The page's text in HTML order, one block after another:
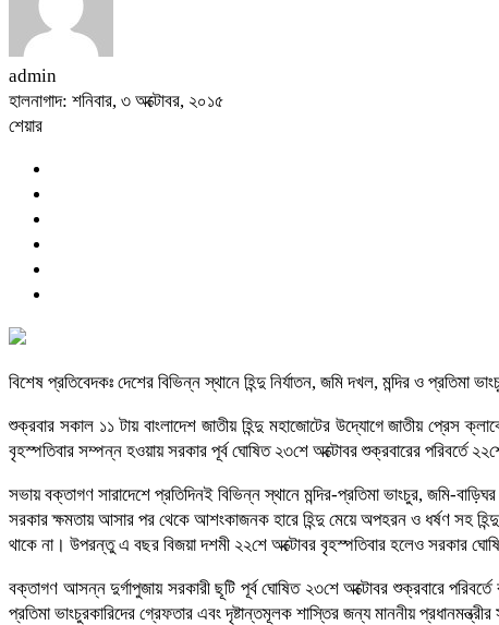
admin
হালনাগাদ: শনিবার, ৩ অক্টোবর, ২০১৫
শেয়ার
বিশেষ প্রতিবেদকঃ দেশের বিভিন্ন স্থানে হিন্দু নির্যাতন, জমি দখল, মন্দির ও
শুক্রবার সকাল ১১ টায় বাংলাদেশ জাতীয় হিন্দু মহাজোটের উদ্যোগে জাতীয় প্রেস
বৃহস্পতিবার সম্পন্ন হওয়ায় সরকার পূর্ব ঘোষিত ২৩শে অক্টোবর শুক্রবারের পরিবর্তে
সভায় বক্তাগণ সারাদেশে প্রতিদিনই বিভিন্ন স্থানে মন্দির-প্রতিমা ভাংচুর, জমি-
সরকার ক্ষমতায় আসার পর থেকে আশংকাজনক হারে হিন্দু মেয়ে অপহরন ও ধর্ষণ সহ
থাকে না। উপরন্তু এ বছর বিজয়া দশমী ২২শে অক্টোবর বৃহস্পতিবার হলেও সরকার
বক্তাগণ আসন্ন দুর্গাপুজায় সরকারী ছূটি পূর্ব ঘোষিত ২৩শে অক্টোবর শুক্রবারে পরিবর্তে
প্রতিমা ভাংচুরকারিদের গ্রেফতার এবং দৃষ্টান্তমূলক শাস্তির জন্য মাননীয়